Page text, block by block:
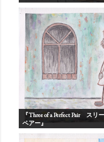
『Three of a Perfect Pair ス
ペアー』